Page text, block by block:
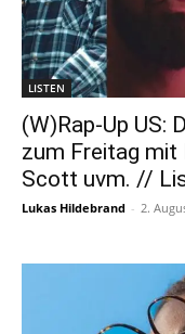
LISTEN
(W)Rap-Up US:
zum Freitag mit
Scott uvm. //
Lukas Hildebrand - 2.